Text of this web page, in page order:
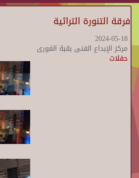
فرقة التنورة التراثية
2024-05-18
مركز الإبداع الفنى بقبة الغورى
حفلات